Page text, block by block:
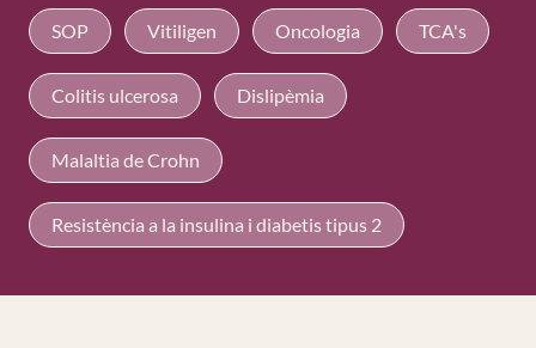
SOP Vitiligen Oncologia TCA's
Colitis ulcerosa Dislipèmia
Malaltia de Crohn
Resistència a la insulina i diabetis tipus 2